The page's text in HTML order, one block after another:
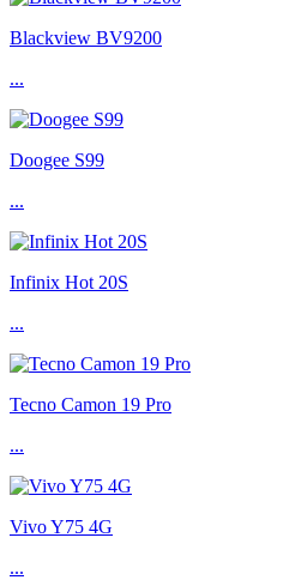
Blackview BV9200
...
Doogee S99
...
Infinix Hot 20S
...
Tecno Camon 19 Pro
...
Vivo Y75 4G
...